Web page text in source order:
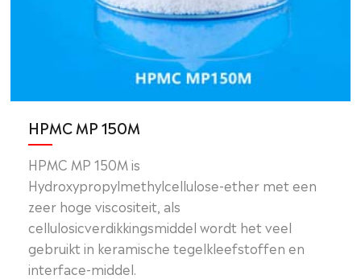
HPMC MP 150M
HPMC MP 150M is
Hydroxypropylmethylcellulose-ether met een
zeer hoge viscositeit, als
cellulosicverdikkingsmiddel wordt het veel
gebruikt in keramische tegelkleefstoffen en
interface-middel.